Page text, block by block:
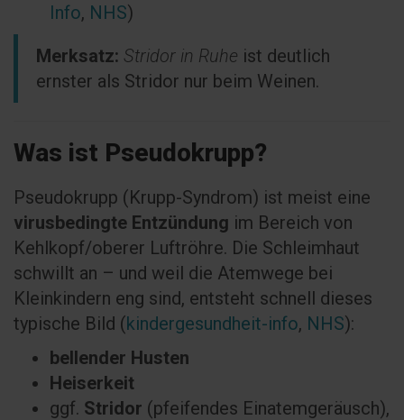
Info, NHS)
Merksatz: Stridor in Ruhe ist deutlich
ernster als Stridor nur beim Weinen.
Was ist Pseudokrupp?
Pseudokrupp (Krupp-Syndrom) ist meist eine
virusbedingte Entzündung im Bereich von
Kehlkopf/oberer Luftröhre. Die Schleimhaut
schwillt an – und weil die Atemwege bei
Kleinkindern eng sind, entsteht schnell dieses
typische Bild (kindergesundheit-info, NHS):
bellender Husten
Heiserkeit
ggf. Stridor (pfeifendes Einatemgeräusch),